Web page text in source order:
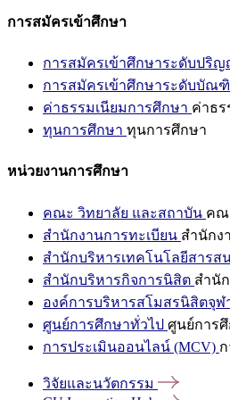
การสมัครเข้าศึกษา
การสมัครเข้าศึกษาระดับปริ
การสมัครเข้าศึกษาระดับบัณ
ค่าธรรมเนียมการศึกษา ค่าธร
ทุนการศึกษา ทุนการศึกษา
หน่วยงานการศึกษา
คณะ วิทยาลัย และสถาบัน คณ
สำนักงานการทะเบียน สำนักง
สำนักบริหารเทคโนโลยีสารส
สำนักบริหารกิจการนิสิต สำนั
องค์การบริหารสโมสรนิสิตจุฬ
ศูนย์การศึกษาทั่วไป ศูนย์การ
การประเมินออนไลน์ (MCV)
วิจัยและนวัตกรรม